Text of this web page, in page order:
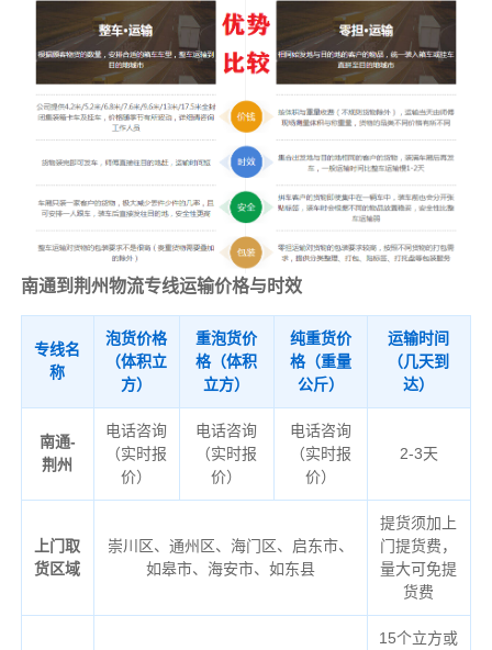
南通到荆州物流专线运输价格与时效
专线名
称
泡货价格
（体积立
方）
重泡货价
格（体积
立方）
纯重货价
格（重量
公斤）
运输时间
（几天到
达）
南通-
荆州
电话咨询
（实时报
价）
电话咨询
（实时报
价）
电话咨询
（实时报
价）
2-3天
上门取
货区域
崇川区、通州区、海门区、启东市、
如皋市、海安市、如东县
提货须加上
门提货费，
量大可免提
货费
15个立方或